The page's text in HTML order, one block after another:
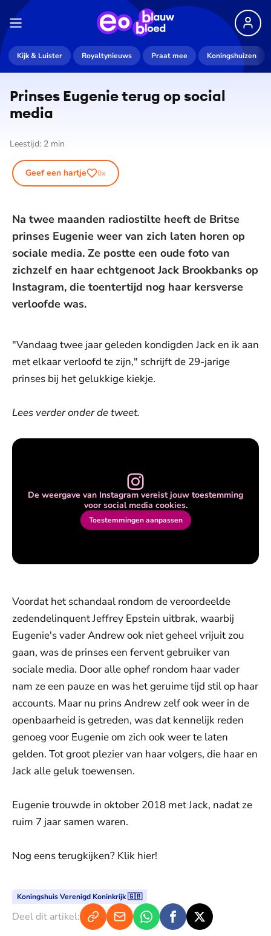
Kijk & Luister Royaltynieuws Praat mee Koningshuizen
Prinses Eugenie terug op social
media
Leestijd: 2 min
Geef een hartje 0x
Na twee maanden radiostilte heeft de Britse
prinses Eugenie weer van zich laten horen op
sociale media. Ze postte een oude foto van
zichzelf en haar echtgenoot Jack Brookbanks op
Instagram, die toentertijd nog haar kersverse
verloofde was.
"Vandaag twee jaar geleden kondigden Jack en ik aan
met elkaar verloofd te zijn," schrijft de 29-jarige
prinses bij het gelukkige kiekje.
Lees verder onder de tweet.
De weergave van Instagram vereist jouw toestemming
voor social media cookies.
Toestemmingen aanpassen
Voordat het schandaal rondom de veroordeelde
zedendelinquent Jeffrey Epstein uitbrak, waarbij
Eugenie's vader Andrew ook niet geheel vrijuit zou
gaan, was de prinses een fervent gebruiker van
sociale media. Door alle ophef rondom haar vader
nam ze een pauze en was het geruime tijd stil op haar
accounts. Maar nu prins Andrew zelf ook weer in de
openbaarheid is getreden, was dat kennelijk reden
genoeg voor Eugenie om zich ook weer te laten
gelden. Tot groot plezier van haar volgers, die haar en
Jack alle geluk toewensen.
Eugenie trouwde in oktober 2018 met Jack, nadat ze
ruim 7 jaar samen waren.
Nog eens terugkijken? Klik hier!
Koningshuis Verenigd Koninkrijk 🇬🇧
Deel dit artikel: